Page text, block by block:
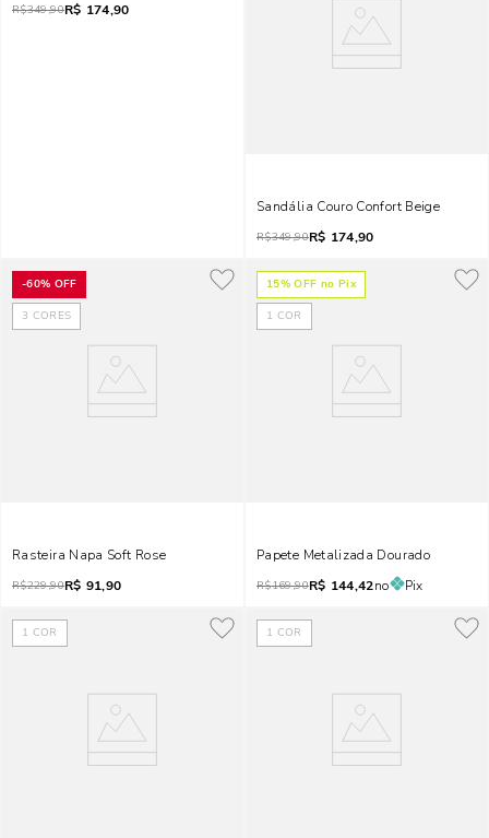
R$349,90R$ 174,90
Sandália Couro Confort Beige
R$349,90R$ 174,90
-60% OFF
3 CORES
Rasteira Napa Soft Rose
R$229,90R$ 91,90
15% OFF no Pix
1 COR
Papete Metalizada Dourado
R$169,90R$ 144,42no Pix
1 COR 1 COR